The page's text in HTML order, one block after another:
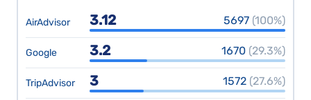
AirAdvisor 3.12 5697 (100%)
Google 3.2 1670 (29.3%)
TripAdvisor 3 1572 (27.6%)